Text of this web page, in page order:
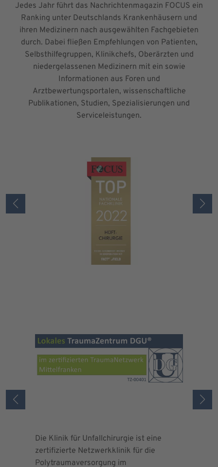
Jedes Jahr führt das Nachrichtenmagazin FOCUS ein
Ranking unter Deutschlands Krankenhäusern und
ihren Medizinern nach ausgewählten Fachgebieten
durch. Dabei fließen Empfehlungen von Patienten,
Selbsthilfegruppen, Klinikchefs, Oberärzten und
niedergelassenen Medizinern mit ein sowie
Informationen aus Foren und
Arztbewertungsportalen, wissenschaftliche
Publikationen, Studien, Spezialisierungen und
Serviceleistungen.
Die Klinik für Unfallchirurgie ist eine
zertifizierte Netzwerkklinik für die
Polytraumaversorgung im